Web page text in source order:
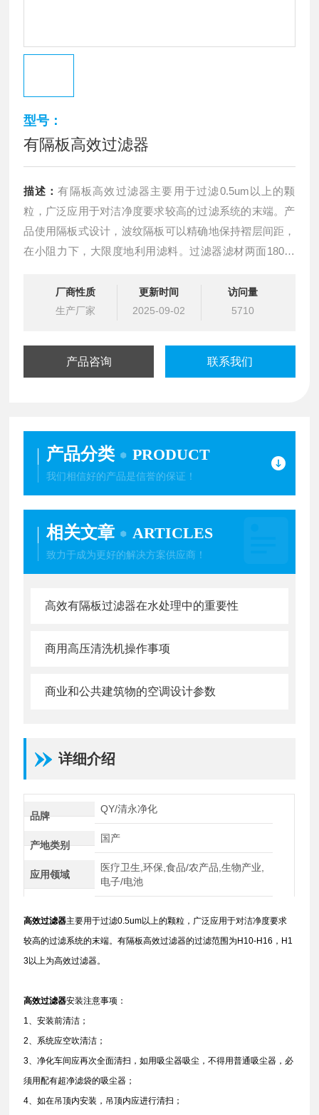
型号：
有隔板高效过滤器
描述：有隔板高效过滤器主要用于过滤0.5um以上的颗
粒，广泛应用于对洁净度要求较高的过滤系统的末端。产
品使用隔板式设计，波纹隔板可以精确地保持褶层间距，
在小阻力下，大限度地利用滤料。过滤器滤材两面180褶
的尾端开成锲形盒式褶层，锲形盒式褶层可以防止滤料破
厂商性质
生产厂家
更新时间
2025-09-02
访问量
5710
产品咨询 联系我们
产品分类 PRODUCT
我们相信好的产品是信誉的保证！
相关文章 ARTICLES
致力于成为更好的解决方案供应商！
高效有隔板过滤器在水处理中的重要性
商用高压清洗机操作事项
商业和公共建筑物的空调设计参数
详细介绍
品牌
QY/清永净化
产地类别
国产
应用领域
医疗卫生,环保,食品/农产品,生物产业,
电子/电池
高效过滤器主要用于过滤0.5um以上的颗粒，广泛应用于对洁净度要求
较高的过滤系统的末端。有隔板高效过滤器的过滤范围为H10-H16，H1
3以上为高效过滤器。
高效过滤器安装注意事项：
1、安装前清洁；
2、系统应空吹清洁；
3、净化车间应再次全面清扫，如用吸尘器吸尘，不得用普通吸尘器，必
须用配有超净滤袋的吸尘器；
4、如在吊顶内安装，吊顶内应进行清扫；